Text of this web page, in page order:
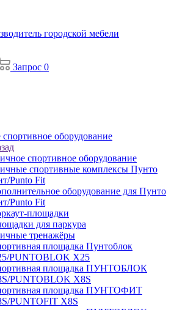
Запрос 0
оборудование
спортивное оборудование
спортивные комплексы Пунто
Punto Fit
оборудование для Пунто
Punto Fit
площадки
для паркура
тренажёры
площадка Пунтоблок
PUNTOBLOK X25
площадка ПУНТОБЛОК
PUNTOBLOK X8S
площадка ПУНТОФИТ
PUNTOFIT X8S